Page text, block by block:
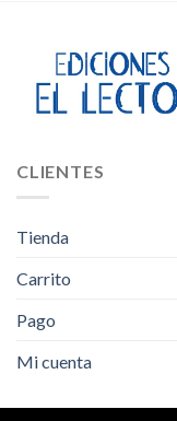
CLIENTES
Tienda
Carrito
Pago
Mi cuenta